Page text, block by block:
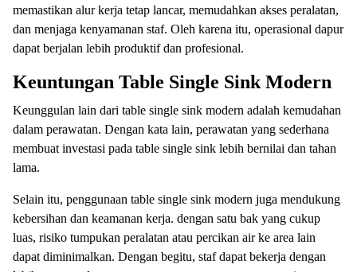
memastikan alur kerja tetap lancar, memudahkan akses peralatan,
dan menjaga kenyamanan staf. Oleh karena itu, operasional dapur
dapat berjalan lebih produktif dan profesional.
Keuntungan Table Single Sink Modern
Keunggulan lain dari table single sink modern adalah kemudahan
dalam perawatan. Dengan kata lain, perawatan yang sederhana
membuat investasi pada table single sink lebih bernilai dan tahan
lama.
Selain itu, penggunaan table single sink modern juga mendukung
kebersihan dan keamanan kerja. dengan satu bak yang cukup
luas, risiko tumpukan peralatan atau percikan air ke area lain
dapat diminimalkan. Dengan begitu, staf dapat bekerja dengan